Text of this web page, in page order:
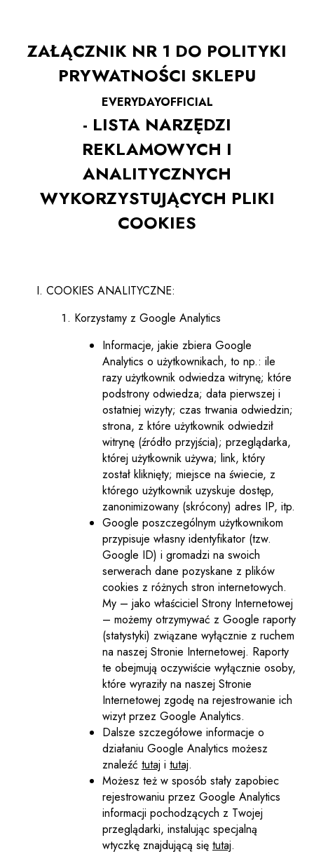
ZAŁĄCZNIK NR 1 DO POLITYKI
PRYWATNOŚCI SKLEPU
EVERYDAYOFFICIAL
- LISTA NARZĘDZI
REKLAMOWYCH I
ANALITYCZNYCH
WYKORZYSTUJĄCYCH PLIKI
COOKIES
COOKIES ANALITYCZNE:
Korzystamy z Google Analytics
Informacje, jakie zbiera Google
Analytics o użytkownikach, to np.: ile
razy użytkownik odwiedza witrynę; które
podstrony odwiedza; data pierwszej i
ostatniej wizyty; czas trwania odwiedzin;
strona, z które użytkownik odwiedził
witrynę (źródło przyjścia); przeglądarka,
której użytkownik używa; link, który
został kliknięty; miejsce na świecie, z
którego użytkownik uzyskuje dostęp,
zanonimizowany (skrócony) adres IP, itp.
Google poszczególnym użytkownikom
przypisuje własny identyfikator (tzw.
Google ID) i gromadzi na swoich
serwerach dane pozyskane z plików
cookies z różnych stron internetowych.
My – jako właściciel Strony Internetowej
– możemy otrzymywać z Google raporty
(statystyki) związane wyłącznie z ruchem
na naszej Stronie Internetowej. Raporty
te obejmują oczywiście wyłącznie osoby,
które wyraziły na naszej Stronie
Internetowej zgodę na rejestrowanie ich
wizyt przez Google Analytics.
Dalsze szczegółowe informacje o
działaniu Google Analytics możesz
znaleźć tutaj i tutaj.
Możesz też w sposób stały zapobiec
rejestrowaniu przez Google Analytics
informacji pochodzących z Twojej
przeglądarki, instalując specjalną
wtyczkę znajdującą się tutaj.